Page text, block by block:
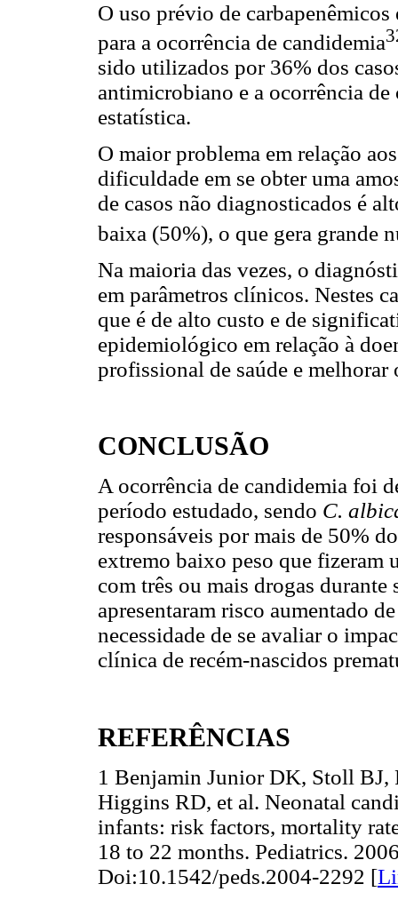
O uso prévio de
para a ocorrência de candidemia
sido utilizados por 36% dos
antimicrobiano e a ocorrência
estatística.
O maior problema em relação
dificuldade em se obter uma
de casos não diagnosticados é
baixa (50%), o que gera grande
Na maioria das vezes, o
em parâmetros clínicos. Nestes
que é de alto custo e de
epidemiológico em relação à
profissional de saúde e
CONCLUSÃO
A ocorrência de candidemia foi
período estudado, sendo C.
responsáveis por mais de 50%
extremo baixo peso que fizeram
com três ou mais drogas
apresentaram risco aumentado
necessidade de se avaliar o
clínica de recém-nascidos
REFERÊNCIAS
1 Benjamin Junior DK, Stoll
Higgins RD, et al. Neonatal
infants: risk factors, mortality
18 to 22 months. Pediatrics.
Doi:10.1542/peds.2004-2292 [